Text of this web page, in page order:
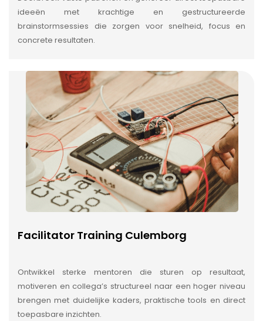
ideeën met krachtige en gestructureerde
brainstormsessies die zorgen voor snelheid, focus en
concrete resultaten.
Facilitator Training Culemborg
Ontwikkel sterke mentoren die sturen op resultaat,
motiveren en collega’s structureel naar een hoger niveau
brengen met duidelijke kaders, praktische tools en direct
toepasbare inzichten.